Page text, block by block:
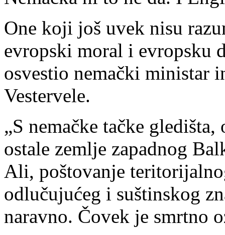
One koji još uvek nisu
evropski moral i evropsku
osvestio nemački ministar
Vestervele.
„S nemačke tačke
ostale zemlje zapadnog
Ali, poštovanje
odlučujućeg i suštinskog
naravno. Čovek je smrtno